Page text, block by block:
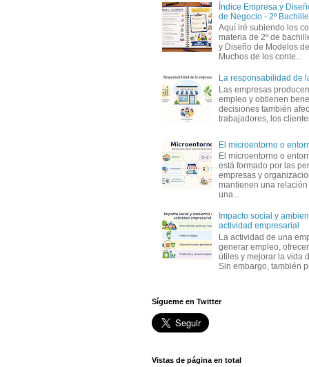
Índice Empresa y
de Negocio - 2º
Aquí iré subiendo los
materia de 2º de
y Diseño de Modelos
Muchos de los conte...
La responsabilidad de
Las empresas
empleo y obtienen
decisiones también
trabajadores, los
El microentorno o
El microentorno o
está formado por las
empresas y
mantienen una
una...
Impacto social y
actividad empresarial
La actividad de una
generar empleo,
útiles y mejorar la vida
Sin embargo, también
Sígueme en Twitter
Vistas de página en total